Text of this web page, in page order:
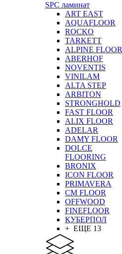
SPC ламинат
ART EAST
AQUAFLOOR
ROCKO
TARKETT
ALPINE FLOOR
ABERHOF
NOVENTIS
VINILAM
ALTA STEP
ARBITON
STRONGHOLD
FAST FLOOR
ALIX FLOOR
ADELAR
DAMY FLOOR
DOLCE
FLOORING
BRONIX
ICON FLOOR
PRIMAVERA
CM FLOOR
OFFWOOD
FINEFLOOR
КУБЕРПОЛ
+ ЕЩЕ 13